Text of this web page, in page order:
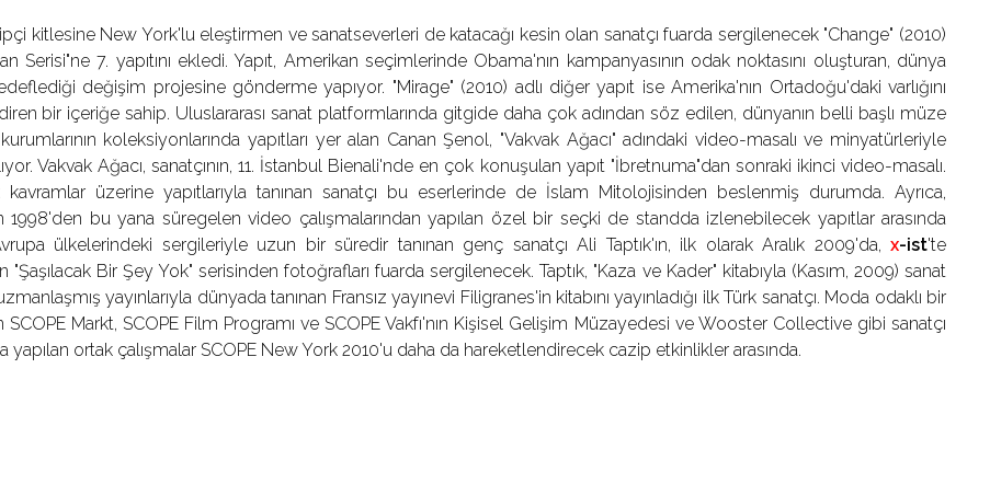
kitlesine New York'lu eleştirmen ve sanatseverleri de katacağı kesin olan sanatçı fuarda sergilenecek "Change" (2010)
Serisi"ne 7. yapıtını ekledi. Yapıt, Amerikan seçimlerinde Obama'nın kampanyasının odak noktasını oluşturan, dünya
değişim projesine gönderme yapıyor. "Mirage" (2010) adlı diğer yapıt ise Amerika'nın Ortadoğu'daki varlığını
bir içeriğe sahip. Uluslararası sanat platformlarında gitgide daha çok adından söz edilen, dünyanın belli başlı müze
koleksiyonlarında yapıtları yer alan Canan Şenol, "Vakvak Ağacı" adındaki video-masalı ve minyatürleriyle
Vakvak Ağacı, sanatçının, 11. İstanbul Bienali'nde en çok konuşulan yapıt "İbretnuma"dan sonraki ikinci video-masalı.
kavramlar üzerine yapıtlarıyla tanınan sanatçı bu eserlerinde de İslam Mitolojisinden beslenmiş durumda. Ayrıca,
1998'den bu yana süregelen video çalışmalarından yapılan özel bir seçki de standda izlenebilecek yapıtlar arasında
ülkelerindeki sergileriyle uzun bir süredir tanınan genç sanatçı Ali Taptık'ın, ilk olarak Aralık 2009'da, x-ist'te
"Şaşılacak Bir Şey Yok" serisinden fotoğrafları fuarda sergilenecek. Taptık, "Kaza ve Kader" kitabıyla (Kasım, 2009) sanat
yayınlarıyla dünyada tanınan Fransız yayınevi Filigranes'in kitabını yayınladığı ilk Türk sanatçı. Moda odaklı bir
SCOPE Markt, SCOPE Film Programı ve SCOPE Vakfı'nın Kişisel Gelişim Müzayedesi ve Wooster Collective gibi sanatçı
yapılan ortak çalışmalar SCOPE New York 2010'u daha da hareketlendirecek cazip etkinlikler arasında.